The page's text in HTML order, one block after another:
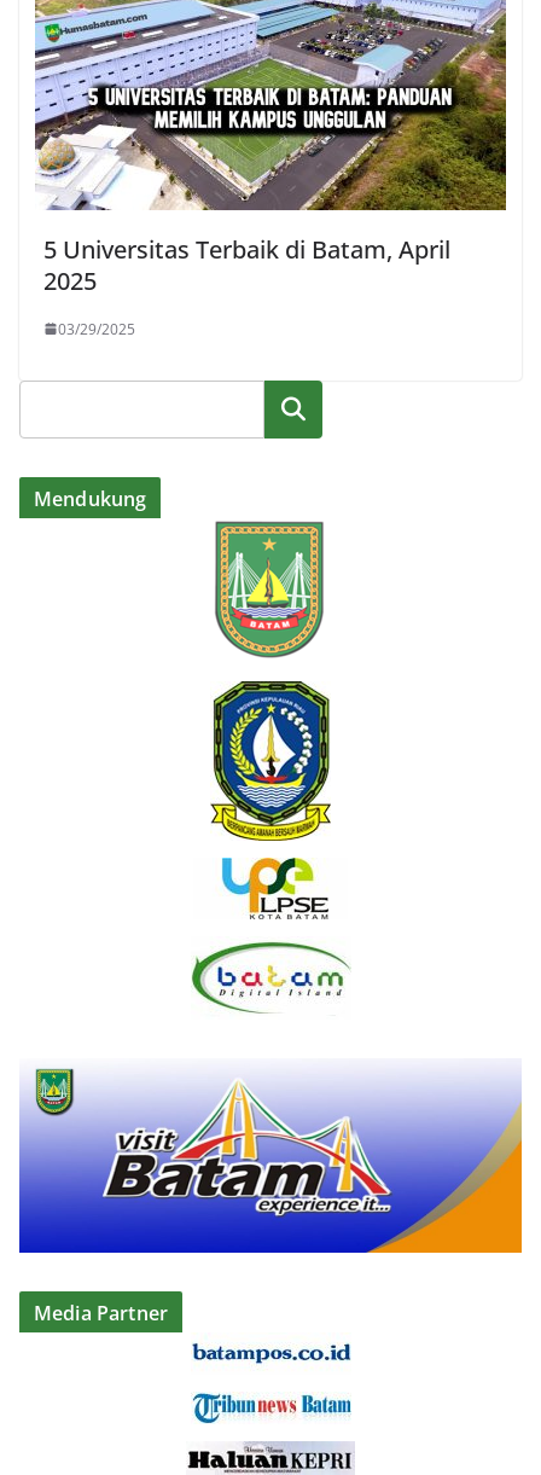
5 Universitas Terbaik di Batam, April
2025
03/29/2025
Cari
Mendukung
Media Partner